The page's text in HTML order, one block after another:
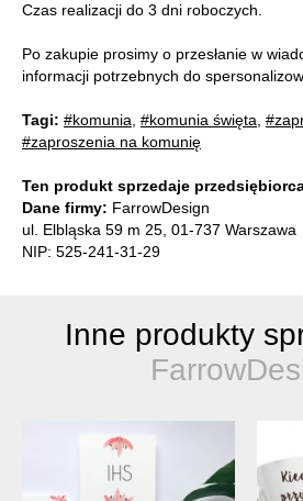
Czas realizacji do 3 dni roboczych.
Po zakupie prosimy o przesłanie w
informacji potrzebnych do
Tagi: #komunia, #komunia święta,
#zaproszenia na komunię
Ten produkt sprzedaje
Dane firmy: FarrowDesign
ul. Elbląska 59 m 25, 01-737 Warszawa
NIP: 525-241-31-29
Inne produkty